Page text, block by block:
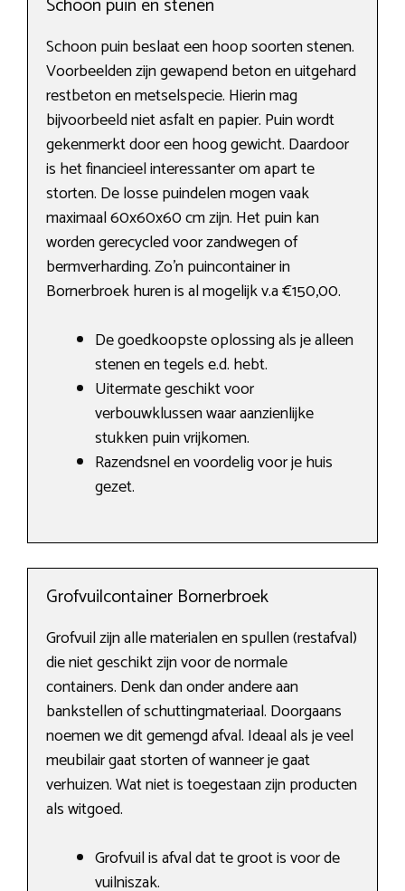
Schoon puin en stenen
Schoon puin beslaat een hoop soorten stenen.
Voorbeelden zijn gewapend beton en uitgehard
restbeton en metselspecie. Hierin mag
bijvoorbeeld niet asfalt en papier. Puin wordt
gekenmerkt door een hoog gewicht. Daardoor
is het financieel interessanter om apart te
storten. De losse puindelen mogen vaak
maximaal 60x60x60 cm zijn. Het puin kan
worden gerecycled voor zandwegen of
bermverharding. Zo’n puincontainer in
Bornerbroek huren is al mogelijk v.a €150,00.
De goedkoopste oplossing als je alleen
stenen en tegels e.d. hebt.
Uitermate geschikt voor
verbouwklussen waar aanzienlijke
stukken puin vrijkomen.
Razendsnel en voordelig voor je huis
gezet.
Grofvuilcontainer Bornerbroek
Grofvuil zijn alle materialen en spullen (restafval)
die niet geschikt zijn voor de normale
containers. Denk dan onder andere aan
bankstellen of schuttingmateriaal. Doorgaans
noemen we dit gemengd afval. Ideaal als je veel
meubilair gaat storten of wanneer je gaat
verhuizen. Wat niet is toegestaan zijn producten
als witgoed.
Grofvuil is afval dat te groot is voor de
vuilniszak.